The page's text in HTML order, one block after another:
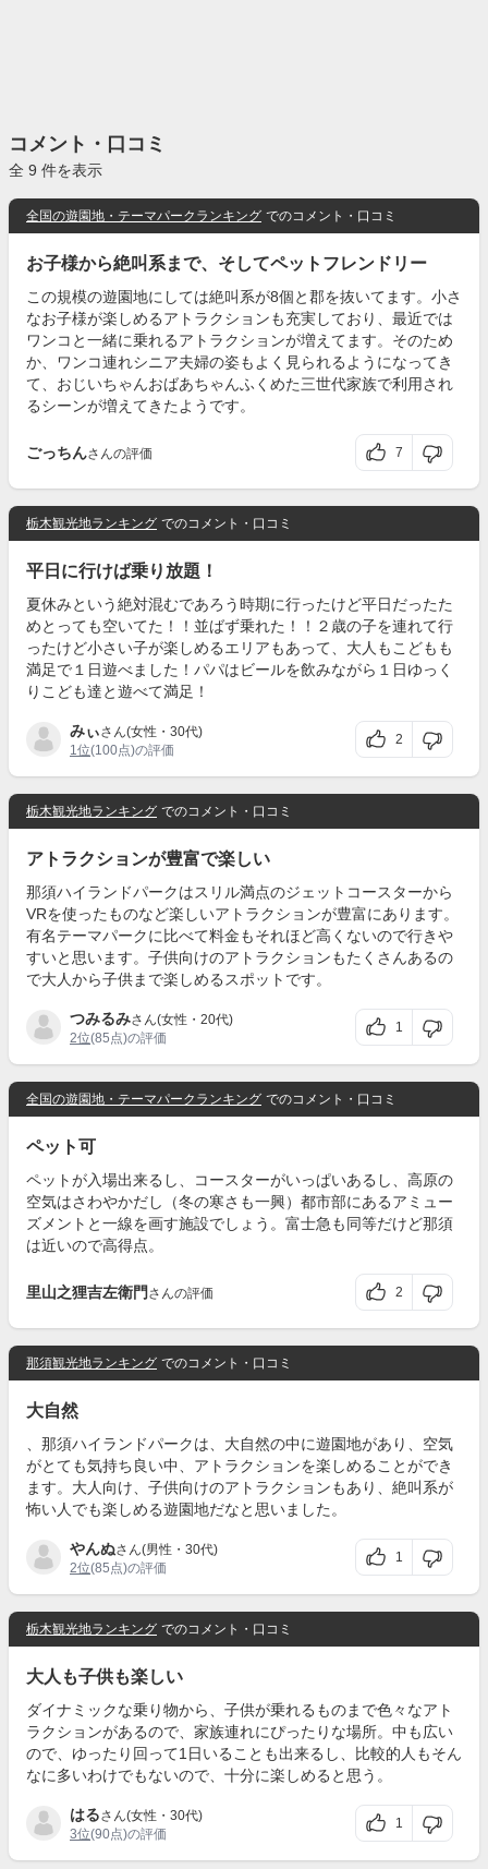
コメント・口コミ
全 9 件を表示
全国の遊園地・テーマパークランキング でのコメント・口コミ
お子様から絶叫系まで、そしてペットフレンドリー
この規模の遊園地にしては絶叫系が8個と郡を抜いてます。小さ
なお子様が楽しめるアトラクションも充実しており、最近では
ワンコと一緒に乗れるアトラクションが増えてます。そのため
か、ワンコ連れシニア夫婦の姿もよく見られるようになってき
て、おじいちゃんおばあちゃんふくめた三世代家族で利用され
るシーンが増えてきたようです。
ごっちんさんの評価 7
栃木観光地ランキング でのコメント・口コミ
平日に行けば乗り放題！
夏休みという絶対混むであろう時期に行ったけど平日だったた
めとっても空いてた！！並ばず乗れた！！２歳の子を連れて行
ったけど小さい子が楽しめるエリアもあって、大人もこどもも
満足で１日遊べました！パパはビールを飲みながら１日ゆっく
りこども達と遊べて満足！
みぃさん(女性・30代)
1位(100点)の評価
2
栃木観光地ランキング でのコメント・口コミ
アトラクションが豊富で楽しい
那須ハイランドパークはスリル満点のジェットコースターから
VRを使ったものなど楽しいアトラクションが豊富にあります。
有名テーマパークに比べて料金もそれほど高くないので行きや
すいと思います。子供向けのアトラクションもたくさんあるの
で大人から子供まで楽しめるスポットです。
つみるみさん(女性・20代)
2位(85点)の評価
1
全国の遊園地・テーマパークランキング でのコメント・口コミ
ペット可
ペットが入場出来るし、コースターがいっぱいあるし、高原の
空気はさわやかだし（冬の寒さも一興）都市部にあるアミュー
ズメントと一線を画す施設でしょう。富士急も同等だけど那須
は近いので高得点。
里山之狸吉左衛門 さんの評価 2
那須観光地ランキング でのコメント・口コミ
大自然
、那須ハイランドパークは、大自然の中に遊園地があり、空気
がとても気持ち良い中、アトラクションを楽しめることができ
ます。大人向け、子供向けのアトラクションもあり、絶叫系が
怖い人でも楽しめる遊園地だなと思いました。
やんぬさん(男性・30代)
2位(85点)の評価
1
栃木観光地ランキング でのコメント・口コミ
大人も子供も楽しい
ダイナミックな乗り物から、子供が乗れるものまで色々なアト
ラクションがあるので、家族連れにぴったりな場所。中も広い
ので、ゆったり回って1日いることも出来るし、比較的人もそん
なに多いわけでもないので、十分に楽しめると思う。
はるさん(女性・30代)
3位(90点)の評価
1